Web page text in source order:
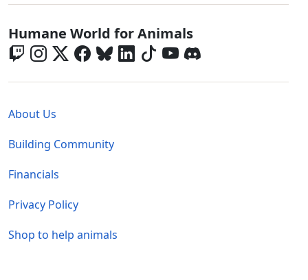
Global - Social Menu
Humane World for Animals
About Us
Building Community
Financials
Privacy Policy
Shop to help animals